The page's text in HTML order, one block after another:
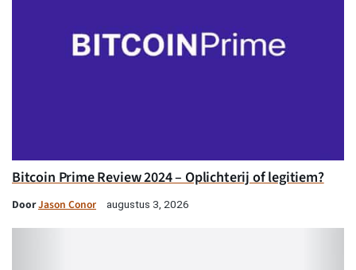
Bitcoin Prime Review 2024 – Oplichterij of legitiem?
DoorJason Conor augustus 3, 2026